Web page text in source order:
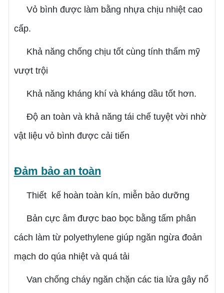
Vỏ bình được làm bằng nhựa chịu nhiệt cao
cấp.
Khả năng chống chịu tốt cùng tính thẩm mỹ
vượt trội
Khả năng kháng khí và kháng dầu tốt hơn.
Độ an toàn và khả năng tái chế tuyệt vời nhờ
vật liệu vỏ bình được cải tiến
Đảm bảo an toàn
Thiết kế hoàn toàn kín, miễn bảo dưỡng
Bản cực âm được bao bọc bằng tấm phân
cách làm từ polyethylene giúp ngăn ngừa đoản
mạch do qúa nhiệt và quá tải
Van chống cháy ngăn chặn các tia lửa gây nổ